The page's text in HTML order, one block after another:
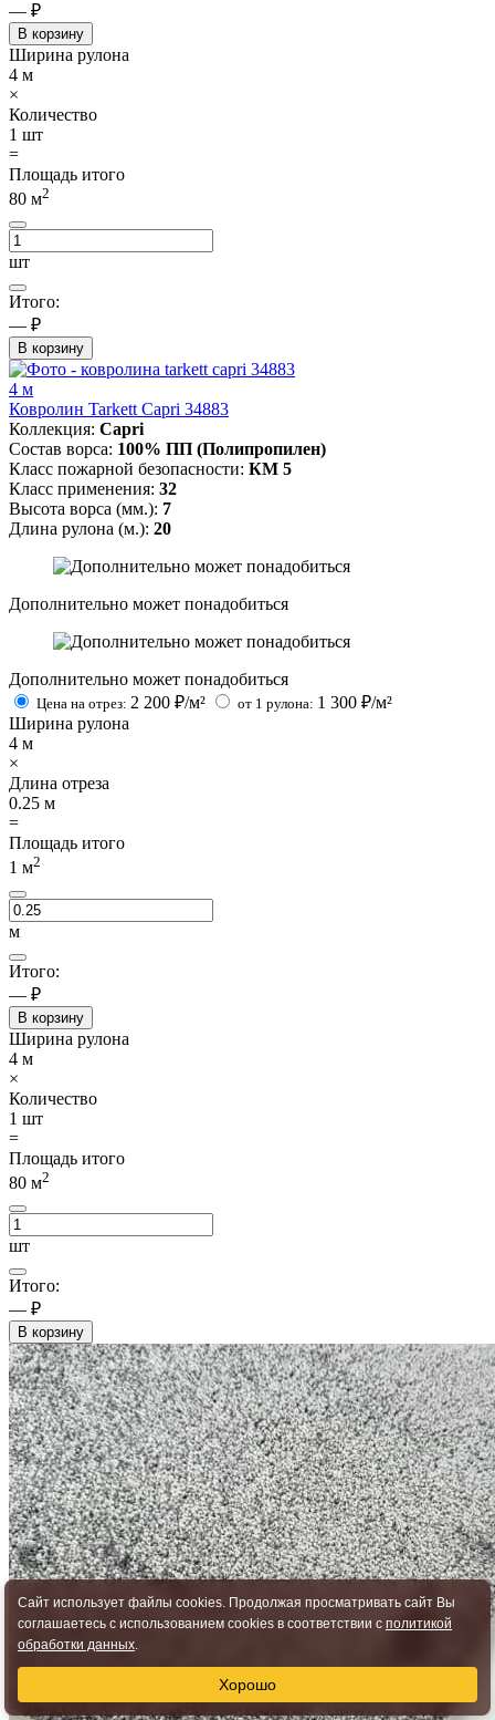
— ₽
В корзину
Ширина рулона
4 м
×
Количество
1 шт
=
Площадь итого
80 м2
шт
Итого:
— ₽
В корзину
4 м
Ковролин Tarkett Capri 34883
Коллекция: Capri
Состав ворса: 100% ПП (Полипропилен)
Класс пожарной безопасности: КМ 5
Класс применения: 32
Высота ворса (мм.): 7
Длина рулона (м.): 20
Дополнительно может понадобиться
Дополнительно может понадобиться
Цена на отрез: 2 200 ₽/м² от 1 рулона: 1 300 ₽/м²
Ширина рулона
4 м
×
Длина отреза
0.25 м
=
Площадь итого
1 м2
м
Итого:
— ₽
В корзину
Ширина рулона
4 м
×
Количество
1 шт
=
Площадь итого
80 м2
шт
Итого:
— ₽
В корзину
Сайт использует файлы cookies. Продолжая просматривать сайт Вы
соглашаетесь с использованием cookies в соответствии с политикой
обработки данных.
Хорошо